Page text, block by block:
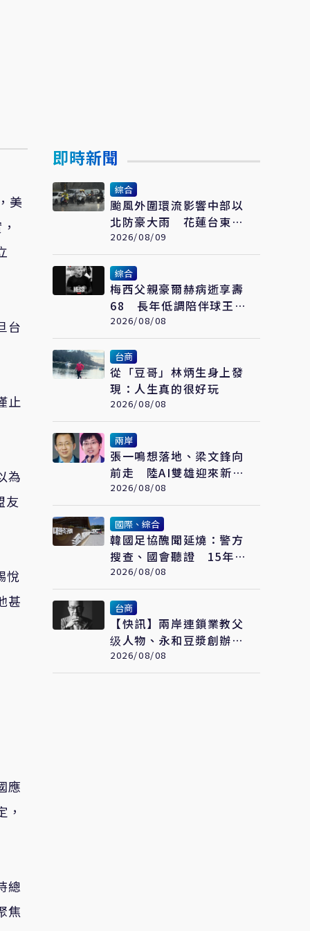
美
台
止
為
友
悅
甚
應
總
焦
即時新聞
綜合
颱風外圍環流影響中部以
北防豪大雨 花蓮台東需
防焚風
2026/08/09
綜合
梅西父親豪爾赫病逝享壽
68 長年低調陪伴球王走
過職業生涯
2026/08/08
台商
從「豆哥」林炳生身上發
現：人生真的很好玩
2026/08/08
兩岸
張一鳴想落地、梁文鋒向
前走 陸AI雙雄迎來新一
輪選擇
2026/08/08
國際、綜合
韓國足協醜聞延燒：警方
搜查、國會聽證 15年前
「不當招待」疑雲重見天
日
2026/08/08
台商
【快訊】兩岸連鎖業教父
级人物、永和豆漿創辦人
林炳生食道癌病逝 享年
70歲
2026/08/08